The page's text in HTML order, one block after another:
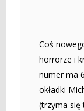
Coś
horrorze i
numer ma
okładki
(trzyma się